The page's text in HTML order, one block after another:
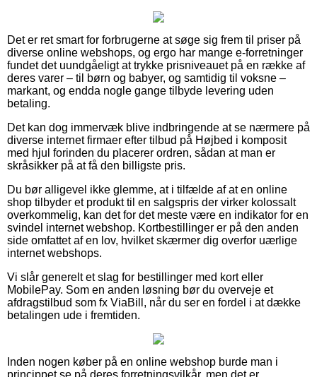
Det er ret smart for forbrugerne at søge sig frem til priser på
diverse online webshops, og ergo har mange e-forretninger
fundet det uundgåeligt at trykke prisniveauet på en række af
deres varer – til børn og babyer, og samtidig til voksne –
markant, og endda nogle gange tilbyde levering uden
betaling.
Det kan dog immervæk blive indbringende at se nærmere på
diverse internet firmaer efter tilbud på Højbed i komposit
med hjul forinden du placerer ordren, sådan at man er
skråsikker på at få den billigste pris.
Du bør alligevel ikke glemme, at i tilfælde af at en online
shop tilbyder et produkt til en salgspris der virker kolossalt
overkommelig, kan det for det meste være en indikator for en
svindel internet webshop. Kortbestillinger er på den anden
side omfattet af en lov, hvilket skærmer dig overfor uærlige
internet webshops.
Vi slår generelt et slag for bestillinger med kort eller
MobilePay. Som en anden løsning bør du overveje et
afdragstilbud som fx ViaBill, når du ser en fordel i at dække
betalingen ude i fremtiden.
Inden nogen køber på en online webshop burde man i
princippet se på deres forretningsvilkår, men det er